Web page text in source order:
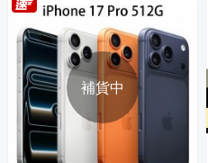
補貨中